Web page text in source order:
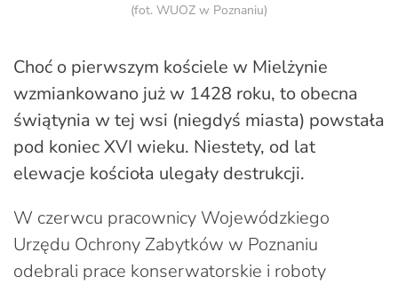
(fot. WUOZ w Poznaniu)
Choć o pierwszym kościele w Mielżynie
wzmiankowano już w 1428 roku, to obecna
świątynia w tej wsi (niegdyś miasta) powstała
pod koniec XVI wieku. Niestety, od lat
elewacje kościoła ulegały destrukcji.
W czerwcu pracownicy Wojewódzkiego
Urzędu Ochrony Zabytków w Poznaniu
odebrali prace konserwatorskie i roboty